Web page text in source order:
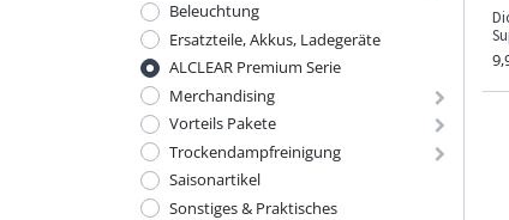
Beleuchtung
Ersatzteile, Akkus, Ladegeräte
ALCLEAR Premium Serie
Merchandising
Vorteils Pakete
Trockendampfreinigung
Saisonartikel
Sonstiges & Praktisches